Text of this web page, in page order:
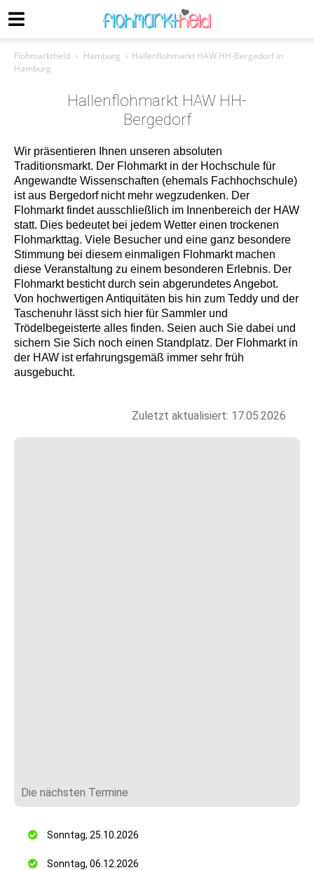
Flohmarktheld Hamburg
Hallenflohmarkt HAW HH-Bergedorf in
Hamburg
Hallenflohmarkt HAW HH-
Bergedorf
Wir präsentieren Ihnen unseren absoluten
Traditionsmarkt. Der Flohmarkt in der Hochschule für
Angewandte Wissenschaften (ehemals Fachhochschule)
ist aus Bergedorf nicht mehr wegzudenken. Der
Flohmarkt findet ausschließlich im Innenbereich der HAW
statt. Dies bedeutet bei jedem Wetter einen trockenen
Flohmarkttag. Viele Besucher und eine ganz besondere
Stimmung bei diesem einmaligen Flohmarkt machen
diese Veranstaltung zu einem besonderen Erlebnis. Der
Flohmarkt besticht durch sein abgerundetes Angebot.
Von hochwertigen Antiquitäten bis hin zum Teddy und der
Taschenuhr lässt sich hier für Sammler und
Trödelbegeisterte alles finden. Seien auch Sie dabei und
sichern Sie Sich noch einen Standplatz. Der Flohmarkt in
der HAW ist erfahrungsgemäß immer sehr früh
ausgebucht.
Zuletzt aktualisiert: 17.05.2026
Die nächsten Termine
Sonntag, 25.10.2026
Sonntag, 06.12.2026